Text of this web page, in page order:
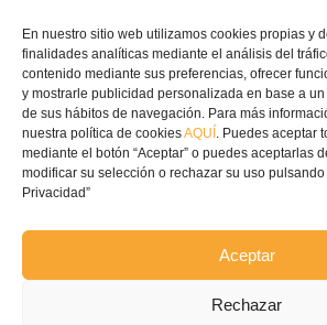
En nuestro sitio web utilizamos cookies propias y
finalidades analíticas mediante el análisis del
contenido mediante sus preferencias, ofrecer
y mostrarle publicidad personalizada en base a
de sus hábitos de navegación. Para más
nuestra política de cookiesAQUÍ . Puedes aceptar
mediante el botón “Aceptar” o puedes aceptarlas
modificar su selección o rechazar su uso
Privacidad”
Aceptar
Rechazar
 contacto@ecofricalia.com